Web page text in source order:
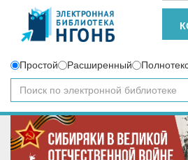
Простой Расширенный